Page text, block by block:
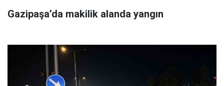
Gazipaşa’da makilik alanda yangın